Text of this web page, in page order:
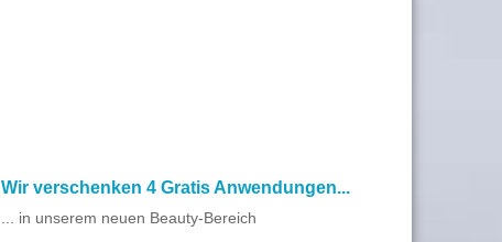
Wir verschenken 4 Gratis Anwendungen...
... in unserem neuen Beauty-Bereich